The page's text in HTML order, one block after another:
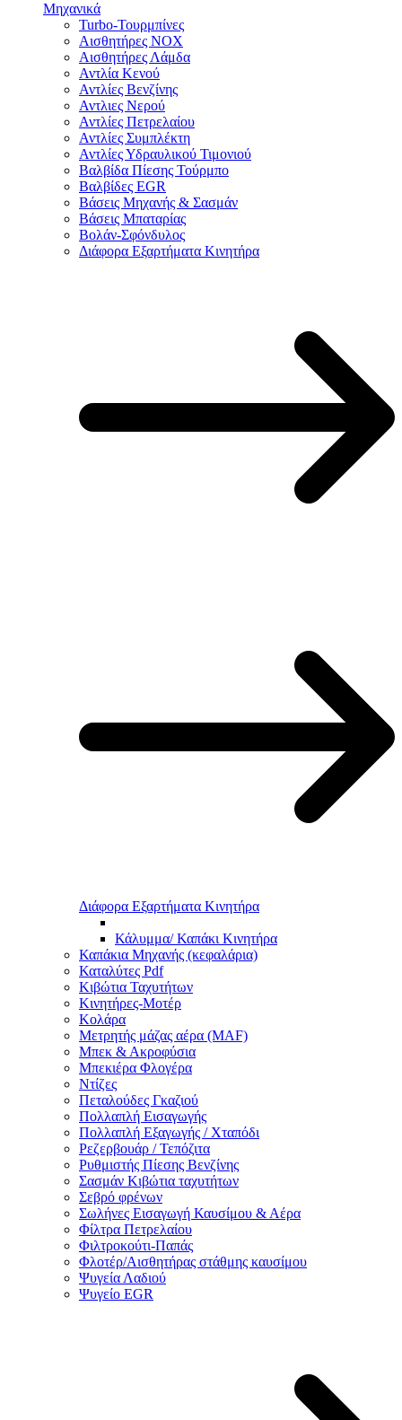
Μηχανικά
Turbo-Τουρμπίνες
Αισθητήρες NOX
Αισθητήρες Λάμδα
Αντλία Κενού
Αντλίες Βενζίνης
Αντλιες Νερού
Αντλίες Πετρελαίου
Αντλίες Συμπλέκτη
Αντλίες Υδραυλικού Τιμονιού
Βαλβίδα Πίεσης Τούρμπο
Βαλβίδες EGR
Βάσεις Μηχανής & Σασμάν
Βάσεις Μπαταρίας
Βολάν-Σφόνδυλος
Διάφορα Εξαρτήματα Κινητήρα
Διάφορα Εξαρτήματα Κινητήρα
Κάλυμμα/ Καπάκι Κινητήρα
Καπάκια Μηχανής (κεφαλάρια)
Καταλύτες Pdf
Κιβώτια Ταχυτήτων
Κινητήρες-Μοτέρ
Κολάρα
Μετρητής μάζας αέρα (MAF)
Μπεκ & Ακροφύσια
Μπεκιέρα Φλογέρα
Ντίζες
Πεταλούδες Γκαζιού
Πολλαπλή Εισαγωγής
Πολλαπλή Εξαγωγής / Χταπόδι
Ρεζερβουάρ / Τεπόζιτα
Ρυθμιστής Πίεσης Βενζίνης
Σασμάν Κιβώτια ταχυτήτων
Σεβρό φρένων
Σωλήνες Εισαγωγή Καυσίμου & Αέρα
Φίλτρα Πετρελαίου
Φιλτροκούτι-Παπάς
Φλοτέρ/Αισθητήρας στάθμης καυσίμου
Ψυγεία Λαδιού
Ψυγείο EGR